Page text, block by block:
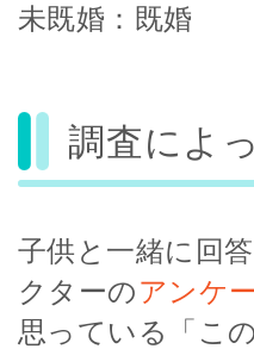
未既婚：既婚
調査によ
子供と一緒に回
クターのアンケ
思っている「こ